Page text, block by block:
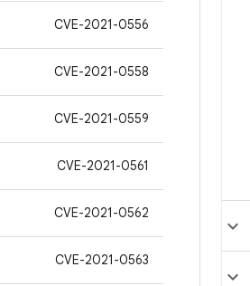
CVE-2021-0556
CVE-2021-0558
CVE-2021-0559
CVE-2021-0561
CVE-2021-0562
CVE-2021-0563